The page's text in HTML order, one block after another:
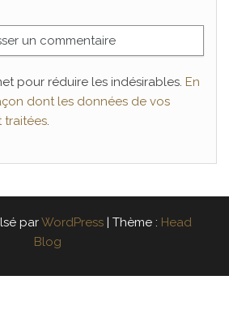
pour réduire les indésirables. En
dont les données de vos
traitées.
parWordPress Thème : Head
Blog